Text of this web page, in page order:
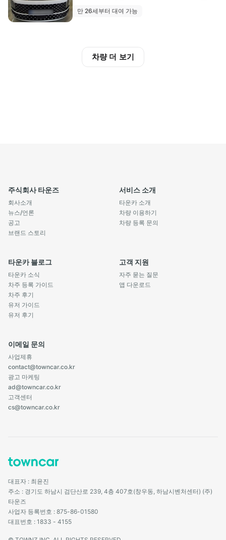
만 26세부터 대여 가능
차량 더 보기
주식회사 타운즈
회사소개
뉴스/언론
공고
브랜드 스토리
서비스 소개
타운카 소개
차량 이용하기
차량 등록 문의
타운카 블로그
타운카 소식
차주 등록 가이드
차주 후기
유저 가이드
유저 후기
고객 지원
자주 묻는 질문
앱 다운로드
이메일 문의
사업제휴
contact@towncar.co.kr
광고 마케팅
ad@towncar.co.kr
고객센터
cs@towncar.co.kr
대표자 : 최윤진
주소 : 경기도 하남시 검단산로 239, 4층 407호(창우동, 하남시벤처센터) (주)
타운즈
사업자 등록번호 : 875-86-01580
대표번호 : 1833 - 4155